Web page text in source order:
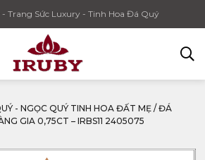
Trang Sức Luxury - Tinh Hoa Đá Quý
- NGỌC QUÝ TINH HOA ĐẤT MẸ / ĐÁ
GIA 0,75CT – IRBS11 2405075